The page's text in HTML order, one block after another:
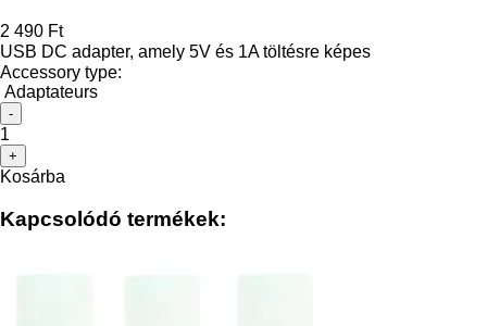
2 490 Ft
USB DC adapter, amely 5V és 1A töltésre képes
Accessory type:
Adaptateurs
-
1
+
Kosárba
Kapcsolódó termékek: